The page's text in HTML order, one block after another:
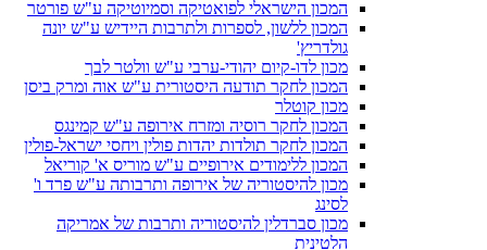
המכון הישראלי לפואטיקה וסמיוטיקה ע"ש פורטר
המכון ללשון, לספרות ולתרבות היידיש ע"ש יונה
גולדריץ'
מכון לדו-קיום יהודי-ערבי ע"ש וולטר לבך
המכון לחקר תודעה היסטורית ע"ש אוה ומרק ביסן
מכון קוטלר
המכון לחקר רוסיה ומזרח אירופה ע"ש קמינגס
המכון לחקר תולדות יהדות פולין ויחסי ישראל-פולין
המכון ללימודים אירופיים ע"ש מוריס א' קוריאל
מכון להיסטוריה של אירופה ותרבותה ע"ש פרד ו'
לסינג
מכון סברדלין להיסטוריה ותרבות של אמריקה
הלטינית